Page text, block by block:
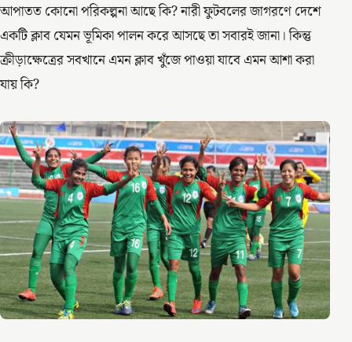
আপাতত কোনো পরিকল্পনা আছে কি? নারী ফুটবলের জাগরণে দেশে
একটি ক্লাব যেমন ভূমিকা পালন করে আসছে তা সবারই জানা। কিন্তু
ক্রীড়াক্ষেত্রের সবখানে এমন ক্লাব খুঁজে পাওয়া যাবে এমন আশা করা
যায় কি?